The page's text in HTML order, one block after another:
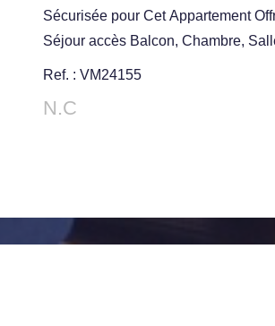
Sécurisée pour Cet Appartement
Séjour accès Balcon, Chambre,
Parking Privatif Souterrain.
Ref. : VM24155
N.C